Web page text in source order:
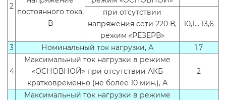
2
постоянного тока,
В
при отсутствии
напряжения сети 220 В,
режим «РЕЗЕРВ»
10,1... 13,6
3 Номинальный ток нагрузки, А 1,7
4
Максимальный ток нагрузки в режиме
«ОСНОВНОЙ» при отсутствии АКБ
кратковременно (не более 10 мин.), А
2
Максимальный ток нагрузки в режиме